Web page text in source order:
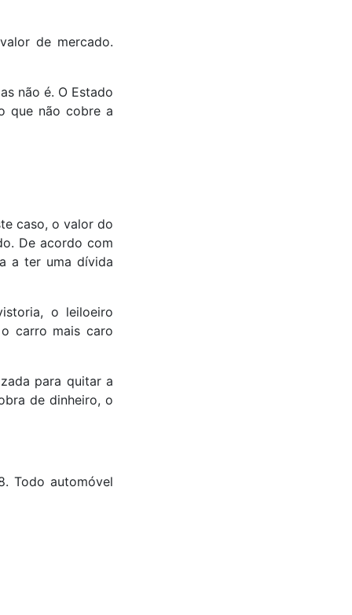
de mercado.
não é. O Estado
que não cobre a
caso, o valor do
De acordo com
a ter uma dívida
o leiloeiro
carro mais caro
para quitar a
de dinheiro, o
Todo automóvel